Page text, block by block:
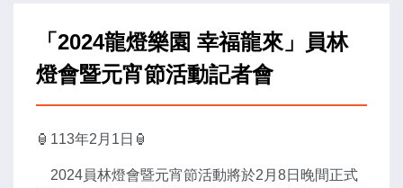
「2024龍燈樂園 幸福龍來」員林
燈會暨元宵節活動記者會
🏮113年2月1日 🏮
2024員林燈會暨元宵節活動將於2月8日晚間正式